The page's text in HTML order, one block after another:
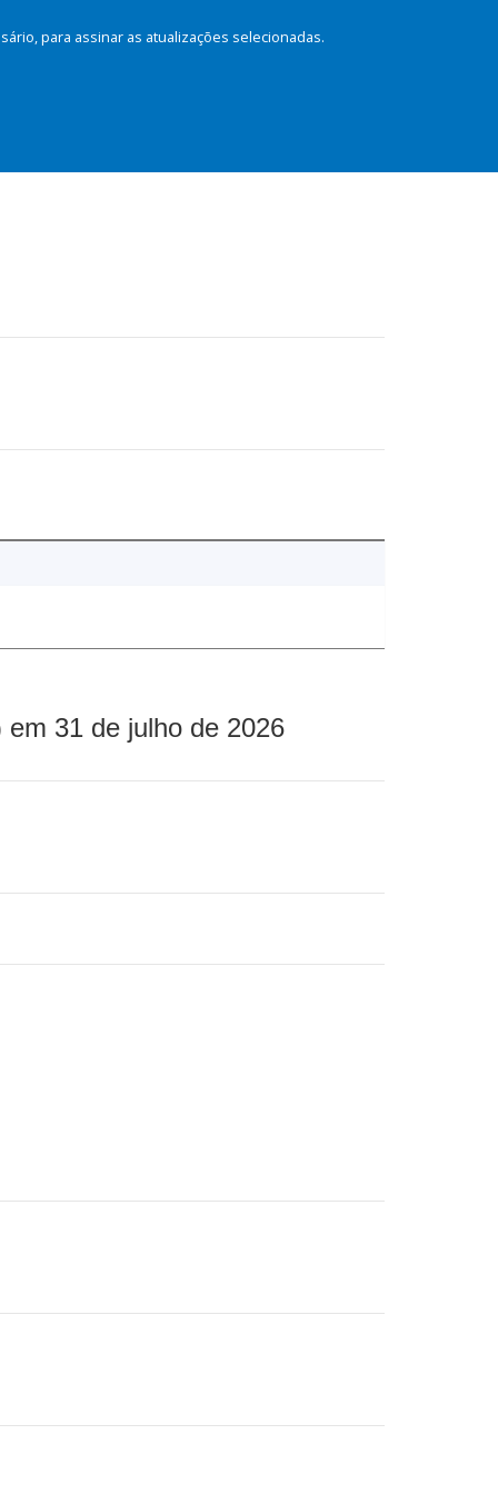
para assinar as atualizações selecionadas.
31 de julho de 2026